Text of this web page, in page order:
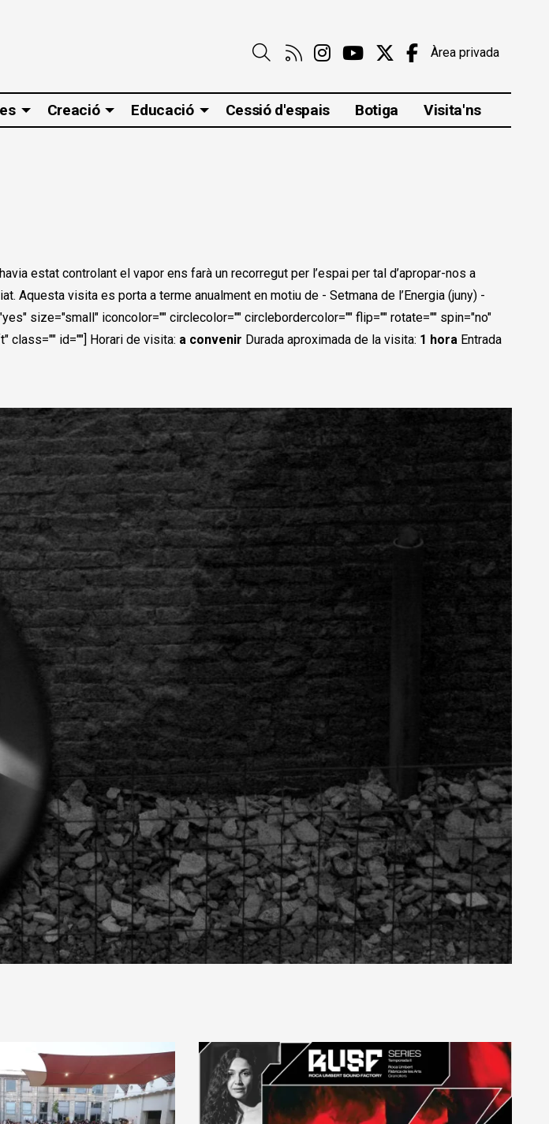
Àrea privada
Link a rss
Link a instagram
Link a youtube
Link a twitter
Link a
Creació Educació Cessió d'espais Botiga Visita'ns
estat controlant el vapor ens farà un recorregut per l’espai per tal d’apropar-nos a
Aquesta visita es porta a terme anualment en motiu de - Setmana de l’Energia (juny) -
size="small" iconcolor="" circlecolor="" circlebordercolor="" flip="" rotate="" spin="no"
class="" id=""] Horari de visita: a convenir Durada aproximada de la visita: 1 hora Entrada